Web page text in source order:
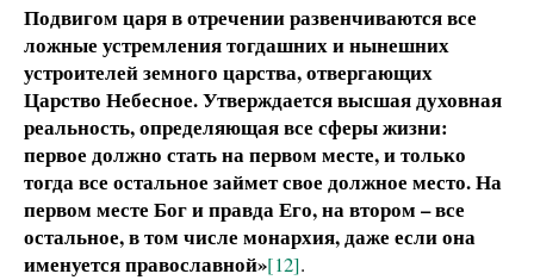
Подвигом царя в отречении развенчиваются все
ложные устремления тогдашних и нынешних
устроителей земного царства, отвергающих
Царство Небесное. Утверждается высшая духовная
реальность, определяющая все сферы жизни:
первое должно стать на первом месте, и только
тогда все остальное займет свое должное место. На
первом месте Бог и правда Его, на втором – все
остальное, в том числе монархия, даже если она
именуется православной»[12].